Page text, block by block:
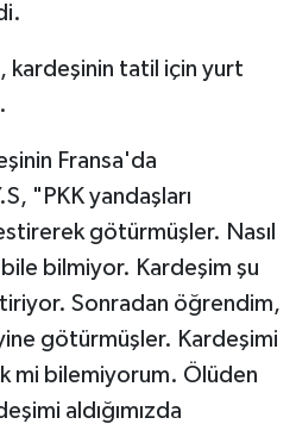
kardeşinin tatil için yurt
Fransa'da
"PKK yandaşları
götürmüşler. Nasıl
bilmiyor. Kardeşim şu
Sonradan öğrendim,
götürmüşler. Kardeşimi
mi bilemiyorum. Ölüden
aldığımızda